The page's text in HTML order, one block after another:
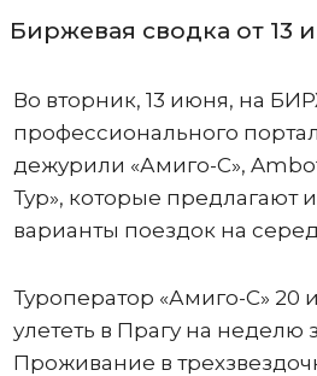
Биржевая сводка от 13
Во вторник, 13 июня, на
профессионального
дежурили «Амиго-С»,
Тур», которые предлагают
варианты поездок на
Туроператор «Амиго-С» 20
улететь в Прагу на неделю
Проживание в